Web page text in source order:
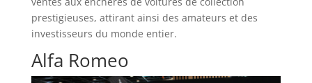
prestigieuses, attirant ainsi des amateurs et des
investisseurs du monde entier.
Alfa Romeo